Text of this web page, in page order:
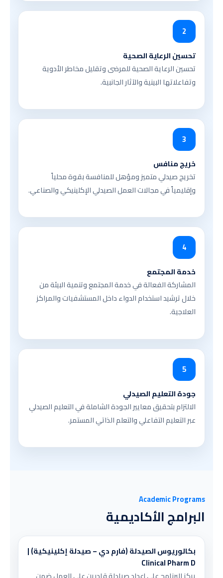
2
تحسين الرعاية الصحية
تحسين الرعاية الصحية للمرضى وتقليل مخاطر الأدوية
وتفاعلاتها البينية والآثار الجانبية.
3
خريج منافس
تخريج صيدلي متميز ومؤهل للمنافسة بقوة محلياً
وإقليمياً في مجالات العمل الصيدلي الإكلينيكي والصناعي.
4
خدمة المجتمع
المشاركة الفعالة في خدمة المجتمع وتنمية البيئة من
خلال ترشيد استخدام الدواء داخل المستشفيات والمراكز
العلاجية.
5
جودة التعليم الصيدلي
الالتزام بتحقيق معايير الجودة الشاملة في التعليم الصيدلي
عبر التعليم التفاعلي والتعلم الذاتي المستمر.
Academic Programs
البرامج الأكاديمية
بكالوريوس الصيدلة (فارم دي – صيدلة إكلينيكية) |
Clinical Pharm D